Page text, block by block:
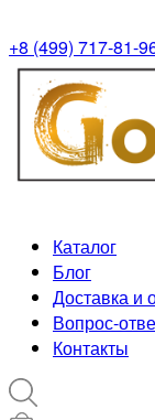
+8 (499) 717-81-
Каталог
Блог
Доставка и
Вопрос-
Контакты